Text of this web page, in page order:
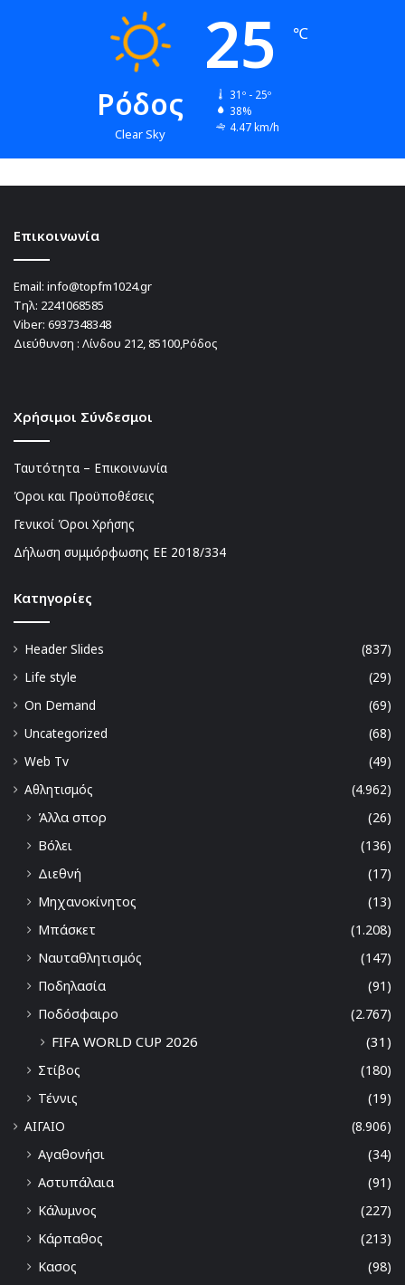
Ρόδος
Clear Sky
25 ℃
31º - 25º
38%
4.47 km/h
Επικοινωνία
Email: info@topfm1024.gr
Τηλ: 2241068585
Viber: 6937348348
Διεύθυνση : Λίνδου 212, 85100,Ρόδος
Χρήσιμοι Σύνδεσμοι
Ταυτότητα – Επικοινωνία
Όροι και Προϋποθέσεις
Γενικοί Όροι Χρήσης
Δήλωση συμμόρφωσης ΕΕ 2018/334
Kατηγορίες
Header Slides
(837)
Life style
(29)
On Demand
(69)
Uncategorized
(68)
Web Tv
(49)
Αθλητισμός
(4.962)
Άλλα σπορ
(26)
Βόλει
(136)
Διεθνή
(17)
Μηχανοκίνητος
(13)
Μπάσκετ
(1.208)
Ναυταθλητισμός
(147)
Ποδηλασία
(91)
Ποδόσφαιρο
(2.767)
FIFA WORLD CUP 2026 (31)
Στίβος
(180)
Τέννις
(19)
ΑΙΓΑΙΟ
(8.906)
Αγαθονήσι
(34)
Αστυπάλαια
(91)
Κάλυμνος
(227)
Κάρπαθος
(213)
Κασος
(98)